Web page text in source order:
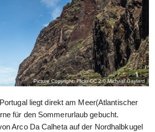
Picture Copyright: Flickr CC 2.0Michael Gaylard
liegt direkt am Meer(Atlantischer
für den Sommerurlaub gebucht.
Arco Da Calheta auf der Nordhalbkugel